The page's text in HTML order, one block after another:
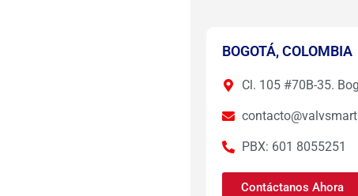
BOGOTÁ, COLOMBIA
Cl. 105 #70B-35.
PBX: 601 8055251
Contáctanos Ahora